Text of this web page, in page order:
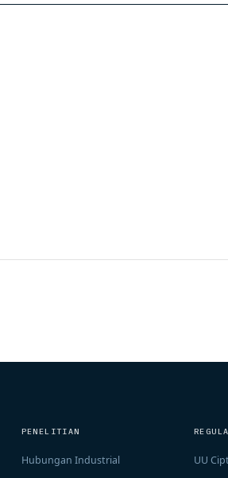
PENELITIAN
Hubungan Industrial
UU